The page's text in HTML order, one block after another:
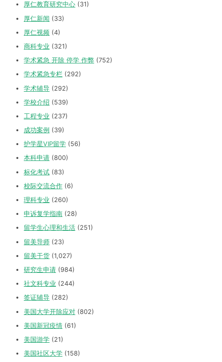
厚仁教育研究中心 (31)
厚仁新闻 (33)
厚仁视频 (4)
商科专业 (321)
学术紧急 开除 停学 作弊 (752)
学术紧急专栏 (292)
学术辅导 (292)
学校介绍 (539)
工程专业 (237)
成功案例 (39)
护学星VIP留学 (56)
本科申请 (800)
标化考试 (83)
校际交流合作 (6)
理科专业 (260)
申诉复学指南 (28)
留学生心理和生活 (251)
留美导师 (23)
留美干货 (1,027)
研究生申请 (984)
社文科专业 (244)
签证辅导 (282)
美国大学开除应对 (802)
美国新冠疫情 (61)
美国游学 (21)
美国社区大学 (158)